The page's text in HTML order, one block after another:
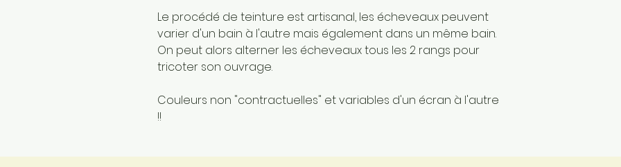
Le procédé de teinture est artisanal, les écheveaux peuvent
varier d'un bain à l'autre mais également dans un même bain.
On peut alors alterner les écheveaux tous les 2 rangs pour
tricoter son ouvrage.
Couleurs non "contractuelles" et variables d'un écran à l'autre
!!